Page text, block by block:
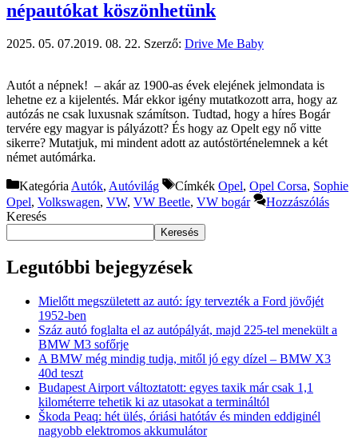
népautókat köszönhetünk
2025. 05. 07.2019. 08. 22. Szerző: Drive Me Baby
Autót a népnek! – akár az 1900-as évek elejének jelmondata is
lehetne ez a kijelentés. Már ekkor igény mutatkozott arra, hogy az
autózás ne csak luxusnak számítson. Tudtad, hogy a híres Bogár
tervére egy magyar is pályázott? És hogy az Opelt egy nő vitte
sikerre? Mutatjuk, mi mindent adott az autóstörténelemnek a két
német autómárka.
KategóriaAutók, Autóvilág Címkék Opel, Opel Corsa, Sophie
Opel, Volkswagen, VW, VW Beetle, VW bogár
Hozzászólás
Keresés
Keresés
Legutóbbi bejegyzések
Mielőtt megszületett az autó: így tervezték a Ford jövőjét
1952-ben
Száz autó foglalta el az autópályát, majd 225-tel menekült a
BMW M3 sofőrje
A BMW még mindig tudja, mitől jó egy dízel – BMW X3
40d teszt
Budapest Airport változtatott: egyes taxik már csak 1,1
kilométerre tehetik ki az utasokat a termináltól
Škoda Peaq: hét ülés, óriási hatótáv és minden eddiginél
nagyobb elektromos akkumulátor